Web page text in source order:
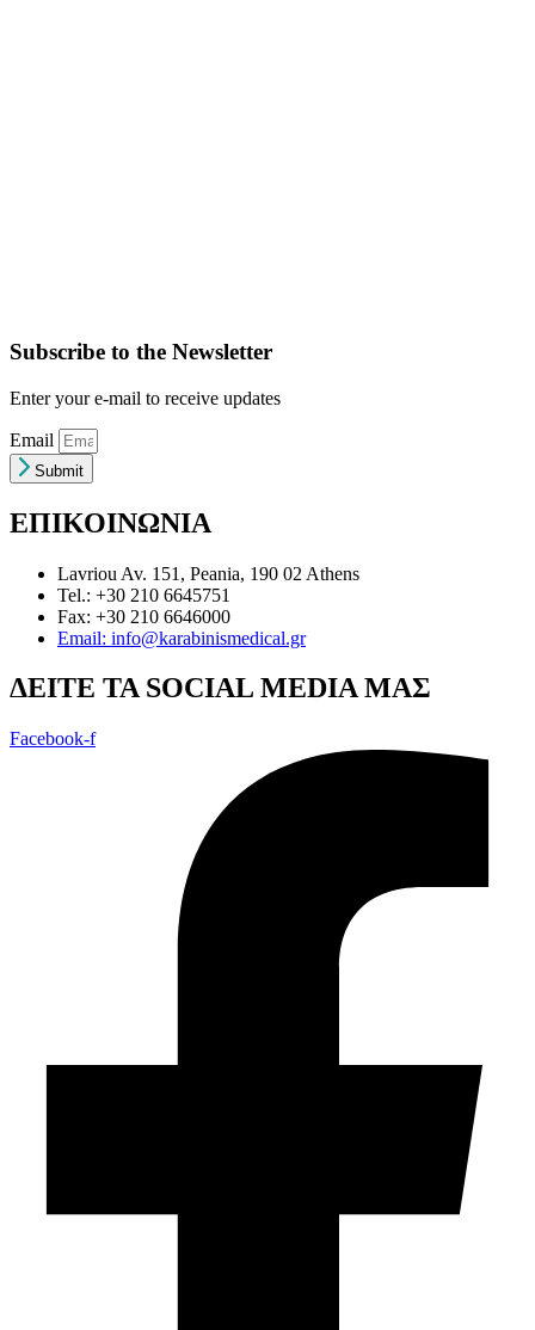
Subscribe to the Newsletter
Enter your e-mail to receive updates
Email
Submit
ΕΠΙΚΟΙΝΩΝΙΑ
Lavriou Av. 151, Peania, 190 02 Athens
Tel.: +30 210 6645751
Fax: +30 210 6646000
Email: info@karabinismedical.gr
ΔEITE TA SOCIAL MEDIA ΜΑΣ
Facebook-f